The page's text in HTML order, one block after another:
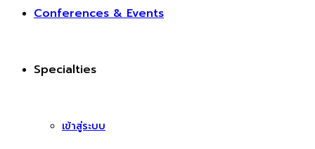
Conferences & Events
Specialties
เข้าสู่ระบบ